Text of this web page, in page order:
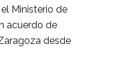
Ministerio de
acuerdo de
desde